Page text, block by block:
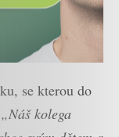
se kterou do
„Náš kolega